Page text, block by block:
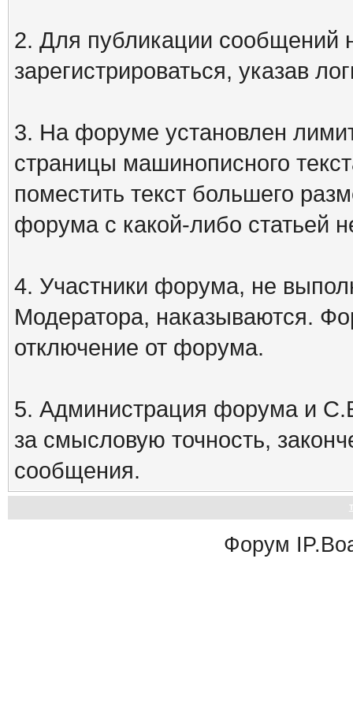
2. Для публикации сообщений
зарегистрироваться, указав
3. На форуме установлен
страницы машинописного
поместить текст большего
форума с какой-либо статьей
4. Участники форума, не
Модератора, наказываются.
отключение от форума.
5. Администрация форума и
за смысловую точность,
сообщения.
Форум